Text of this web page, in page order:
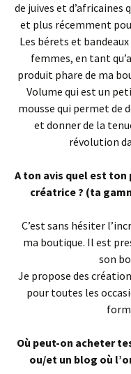
de juives et
et plus récemment
Les bérets et
femmes, en tant
produit phare de ma
Volume qui est un
mousse qui permet de
et donner de la
révolution
A ton avis quel est
créatrice ? (ta
C’est sans hésiter
ma boutique. Il est
son
Je propose des
pour toutes les
Où peut-on acheter
ou/et un blog où